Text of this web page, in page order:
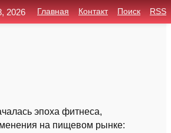
эпоха фитнеса,
на пищевом рынке:
2026 Главная Контакт Поиск RSS